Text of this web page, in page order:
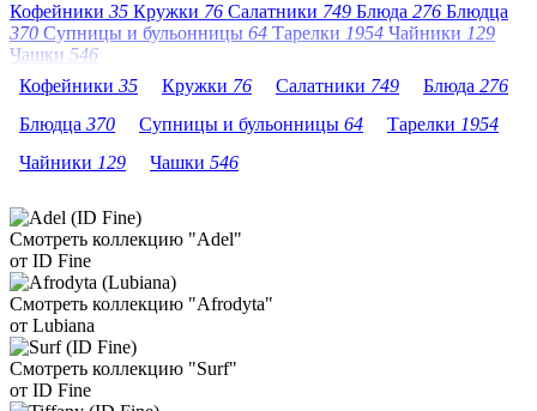
Кофейники 35 Кружки 76 Салатники 749 Блюда 276 Блюдца
370 Супницы и бульонницы 64 Тарелки 1954 Чайники 129
Чашки 546
Кофейники 35 Кружки 76 Салатники 749 Блюда 276
Блюдца 370 Супницы и бульонницы 64 Тарелки 1954
Чайники 129 Чашки 546
Смотреть коллекцию "Adel"
от ID Fine
Смотреть коллекцию "Afrodyta"
от Lubiana
Смотреть коллекцию "Surf"
от ID Fine